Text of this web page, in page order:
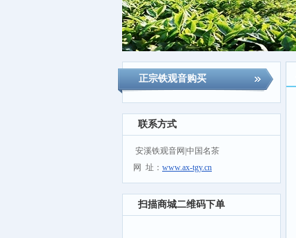
正宗铁观音购买
联系方式
安溪铁观音网|中国名茶
网 址： www.ax-tgy.cn
扫描商城二维码下单